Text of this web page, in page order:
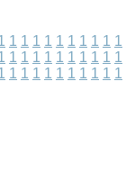
1 1 1 1 1 1 1 1 1 1
1 1 1 1 1 1 1 1 1 1
1 1 1 1 1 1 1 1 1 1